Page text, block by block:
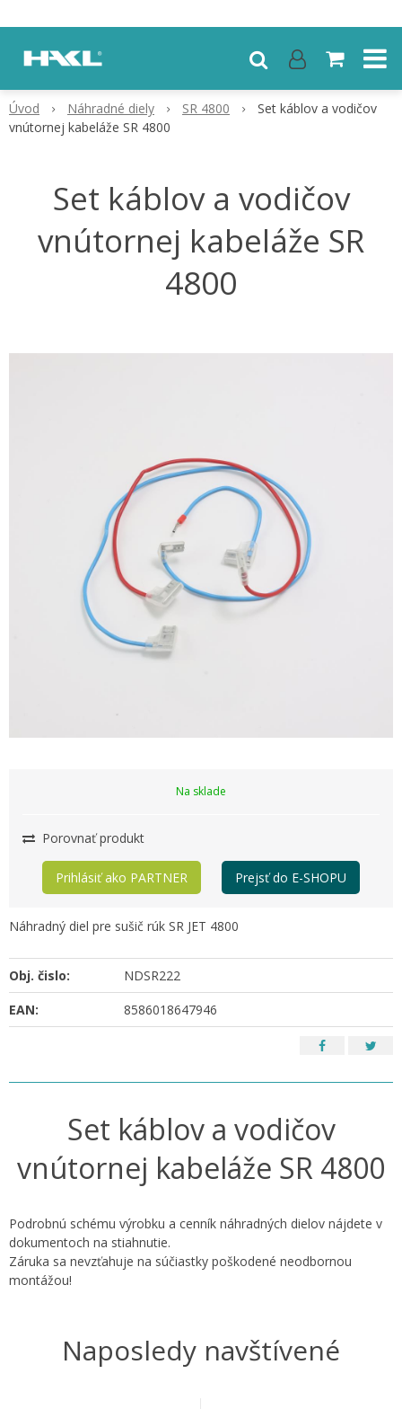
Úvod Náhradné diely SR 4800
Set káblov a vodičov
vnútornej kabeláže SR 4800
Set káblov a vodičov
vnútornej kabeláže SR
4800
Na sklade
Porovnať produkt
Prihlásiť ako PARTNER Prejsť do E-SHOPU
Náhradný diel pre sušič rúk SR JET 4800
Obj. čislo:
NDSR222
EAN:
8586018647946
Set káblov a vodičov
vnútornej kabeláže SR 4800
Podrobnú schému výrobku a cenník náhradných dielov nájdete v
dokumentoch na stiahnutie.
Záruka sa nevzťahuje na súčiastky poškodené neodbornou
montážou!
Naposledy navštívené